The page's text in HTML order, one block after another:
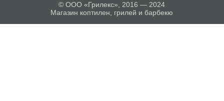
© ООО «Грилекс», 2016 — 2024
Магазин коптилен, грилей и барбекю